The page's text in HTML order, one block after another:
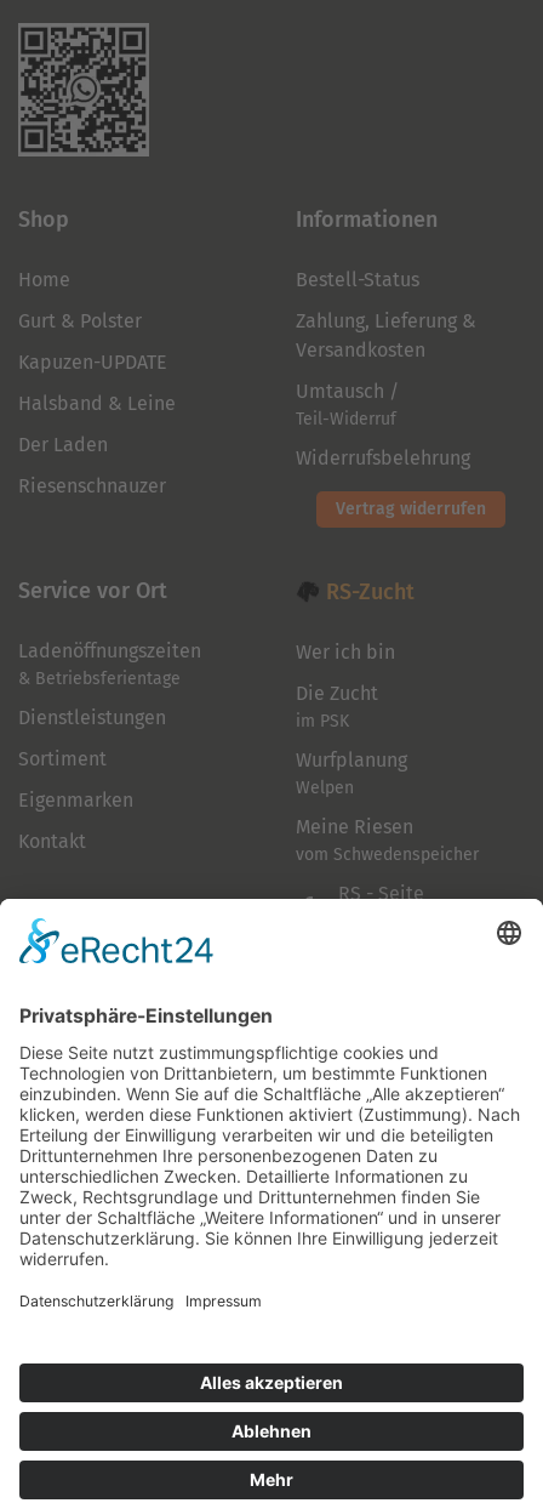
Shop
Home
Gurt & Polster
Kapuzen-UPDATE
Halsband & Leine
Der Laden
Riesenschnauzer
Informationen
Bestell-Status
Zahlung, Lieferung &
Versandkosten
Umtausch /
Teil-Widerruf
Widerrufsbelehrung
Vertrag widerrufen
Service vor Ort
Ladenöffnungszeiten
& Betriebsferientage
Dienstleistungen
Sortiment
Eigenmarken
Kontakt
RS-Zucht
Wer ich bin
Die Zucht
im PSK
Wurfplanung
Welpen
Meine Riesen
vom Schwedenspeicher
RS - Seite
Folge mir
Zahlungsarten
& Vorab-Überweisung
Alle Preise inkl. gesetzl. Mehrwertsteuer zzgl.
Datenschutzerklärung
© 2026 SCHNAUZEN-KONTOR. Alle Rechte vorbehalten.